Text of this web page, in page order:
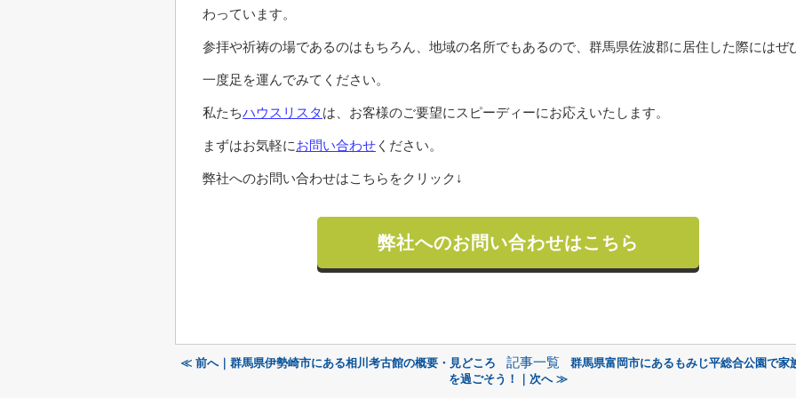
わっています。
参拝や祈祷の場であるのはもちろん、地域の名所でもあるので、群馬県佐波郡に居住した際にはぜ
一度足を運んでみてください。
私たちハウスリスタは、お客様のご要望にスピーディーにお応えいたします。
まずはお気軽にお問い合わせ ください。
弊社へのお問い合わせはこちらをクリック↓
弊社へのお問い合わせはこちら
≪ 前へ｜群馬県伊勢崎市にある相川考古館の概要・見どころ 記事一覧
群馬県富岡市にあるもみじ平総合公園で家
を過ごそう！｜次へ ≫